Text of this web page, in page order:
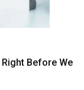
Right Before We